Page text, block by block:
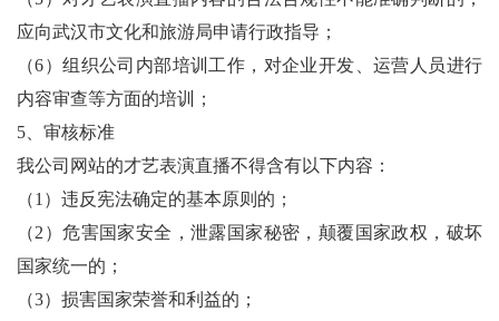
应向武汉市文化和旅游局申请行政指导；
（6）组织公司内部培训工作，对企业开发、运营人员进行
内容审查等方面的培训；
5、审核标准
我公司网站的才艺表演直播不得含有以下内容：
（1）违反宪法确定的基本原则的；
（2）危害国家安全，泄露国家秘密，颠覆国家政权，破坏
国家统一的；
（3）损害国家荣誉和利益的；